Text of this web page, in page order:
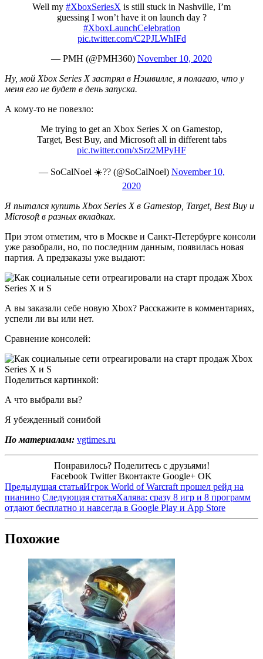
Well my #XboxSeriesX is still stuck in Nashville, I’m
guessing I won’t have it on launch day ?
#XboxLaunchCelebration
pic.twitter.com/C2PJLWhIFd
— PMH (@PMH360) November 10, 2020
Ну, мой Xbox Series X застрял в Нэшвилле, я полагаю, что у
меня его не будет в день запуска.
А кому-то не повезло:
Me trying to get an Xbox Series X on Gamestop,
Target, Best Buy, and Microsoft all in different tabs
pic.twitter.com/xSrz2MPyHF
— SoCalNoel ☀️?? (@SoCalNoel) November 10,
2020
Я пытался купить Xbox Series X в Gamestop, Target, Best Buy и
Microsoft в разных вкладках.
При этом отметим, что в Москве и Санкт-Петербурге консоли
уже разобрали, но, по последним данным, появилась новая
партия. А предзаказы уже выдают:
А вы заказали себе новую Xbox? Расскажите в комментариях,
успели ли вы или нет.
Сравнение консолей:
Поделиться картинкой:
А что выбрали вы?
Я убежденный сонибой
По материалам: vgtimes.ru
Понравилось? Поделитесь с друзьями!
Facebook Twitter Вконтакте Google+ OK
Предыдущая статьяИгрок World of Warcraft прошел рейд на
пианино Следующая статьяХалява: сразу 8 игр и 8 программ
отдают бесплатно и навсегда в Google Play и App Store
Похожие